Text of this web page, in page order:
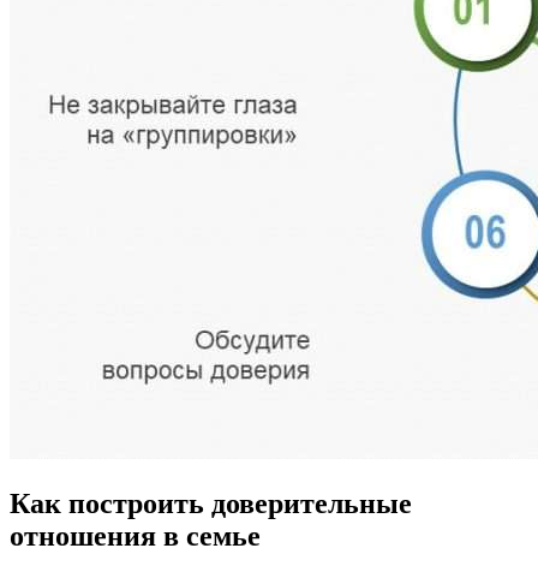
Как построить доверительные
отношения в семье